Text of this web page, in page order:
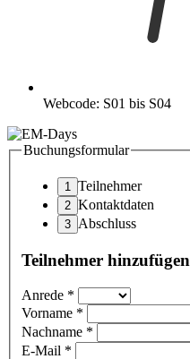
Webcode: S01 bis S04
Buchungsformular
Teilnehmer
Kontaktdaten
Abschluss
Teilnehmer hinzufügen
Anrede *
Vorname *
Nachname *
E-Mail *